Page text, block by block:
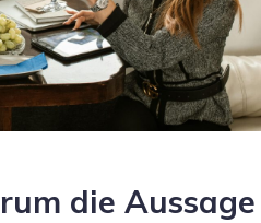
die Aussage